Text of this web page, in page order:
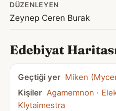
DÜZENLEYEN
Zeynep Ceren Burak
Edebiyat
Geçtiği yer Miken
Kişiler Agamemnon ·
Klytaimestra